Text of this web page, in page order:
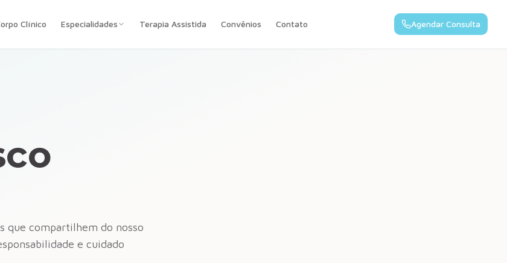
Clínico Especialidades Terapia Assistida Convênios Contato Agendar Consulta
que compartilhem do nosso
e cuidado